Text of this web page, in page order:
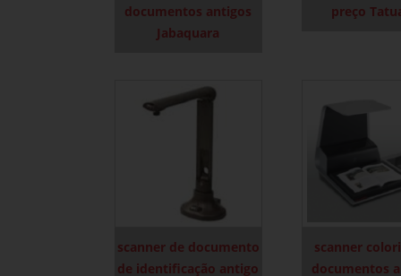
documentos antigos
Jabaquara
preço
scanner de documento
de identificação antigo
scanner
documentos